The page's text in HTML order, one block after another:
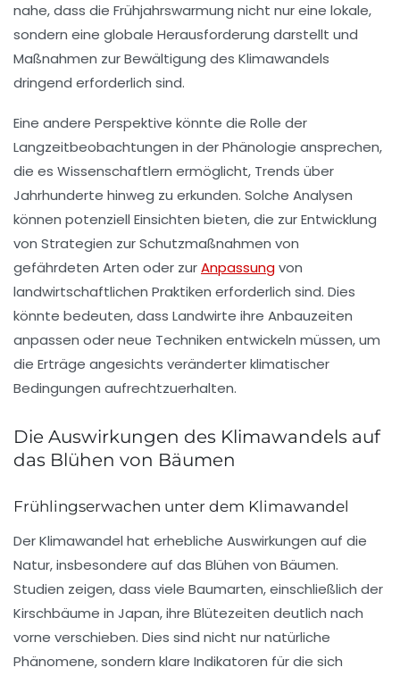
nahe, dass die Frühjahrswarmung nicht nur eine lokale,
sondern eine globale Herausforderung darstellt und
Maßnahmen zur Bewältigung des Klimawandels
dringend erforderlich sind.
Eine andere Perspektive könnte die Rolle der
Langzeitbeobachtungen in der Phänologie ansprechen,
die es Wissenschaftlern ermöglicht, Trends über
Jahrhunderte hinweg zu erkunden. Solche Analysen
können potenziell Einsichten bieten, die zur Entwicklung
von Strategien zurSchutzmaßnahmen von
gefährdeten Arten oder zurAnpassungvon
landwirtschaftlichen Praktiken erforderlich sind. Dies
könnte bedeuten, dass Landwirte ihre Anbauzeiten
anpassen oder neue Techniken entwickeln müssen, um
die Erträge angesichts veränderter klimatischer
Bedingungen aufrechtzuerhalten.
Die Auswirkungen des Klimawandels auf
das Blühen von Bäumen
Frühlingserwachen unter dem Klimawandel
DerKlimawandel hat erhebliche Auswirkungen auf die
Natur, insbesondere auf das Blühen von Bäumen.
Studien zeigen, dass viele Baumarten, einschließlich der
Kirschbäume in Japan, ihre Blütezeiten deutlich nach
vorne verschieben. Dies sind nicht nur natürliche
Phänomene, sondern klare Indikatoren für die sich